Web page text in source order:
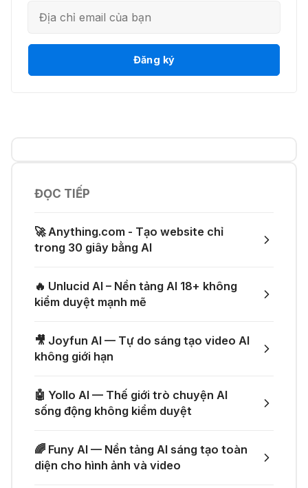
♾️ Hướng dẫn reset Supergrok
với một prompt
04 Thg 07 2026
🚀 Một GitHub Repository tổng hợp
gần như mọi API AI miễn phí
Plus miễn phí
03 Thg 07 2026
🎁 Nhận miễn phí DeepSeek V4 Pro
và Claude Opus 4.8 trên Merlin AI
trình công việc
👨‍💻 Firebase Studio - Xây dựng
🤙 Lindy AI: Tự động hóa thông
minh
🌟 Augment AI Agent - Trợ thủ đắc
ghi âm thành văn bản
Đăng ký
ĐỌC TIẾP
🚀 Anything.com - Tạo website chỉ
trong 30 giây bằng AI
🔥 Unlucid AI – Nền tảng AI 18+ không
kiểm duyệt mạnh mẽ
🎥 Joyfun AI — Tự do sáng tạo video AI
không giới hạn
🤖 Yollo AI — Thế giới trò chuyện AI
sống động không kiểm duyệt
🌈 Funy AI — Nền tảng AI sáng tạo toàn
diện cho hình ảnh và video